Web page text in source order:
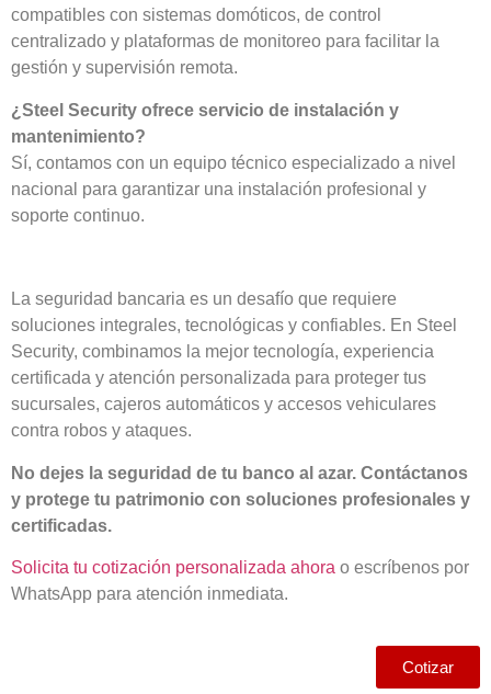
compatibles con sistemas domóticos, de control
centralizado y plataformas de monitoreo para facilitar la
gestión y supervisión remota.
¿Steel Security ofrece servicio de instalación y
mantenimiento?
Sí, contamos con un equipo técnico especializado a nivel
nacional para garantizar una instalación profesional y
soporte continuo.
La seguridad bancaria es un desafío que requiere
soluciones integrales, tecnológicas y confiables. En Steel
Security, combinamos la mejor tecnología, experiencia
certificada y atención personalizada para proteger tus
sucursales, cajeros automáticos y accesos vehiculares
contra robos y ataques.
No dejes la seguridad de tu banco al azar. Contáctanos
y protege tu patrimonio con soluciones profesionales y
certificadas.
Solicita tu cotización personalizada ahora o escríbenos por
WhatsApp para atención inmediata.
Cotizar